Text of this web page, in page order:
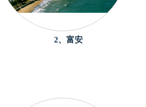
2、富安